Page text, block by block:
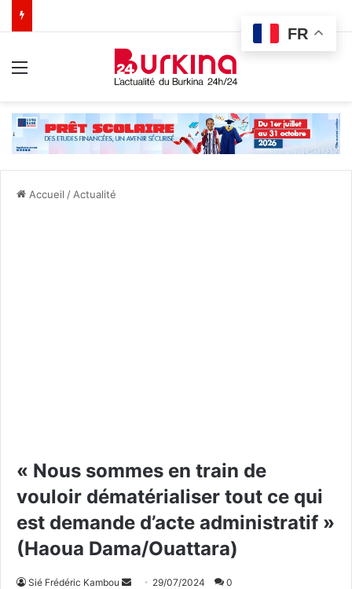
Accueil / Actualité
« Nous sommes en train de
vouloir dématérialiser tout ce qui
est demande d’acte administratif »
(Haoua Dama/Ouattara)
Sié Frédéric Kambou 29/07/2024 0
FR